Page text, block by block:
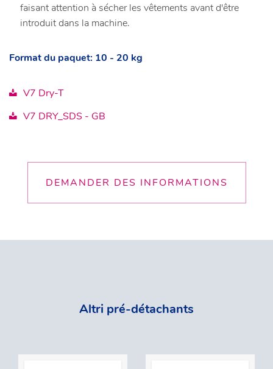
faisant attention à sécher les vêtements avant d'être
introduit dans la machine.
Format du paquet: 10 - 20 kg
V7 Dry-T
V7 DRY_SDS - GB
DEMANDER DES INFORMATIONS
Altri pré-détachants